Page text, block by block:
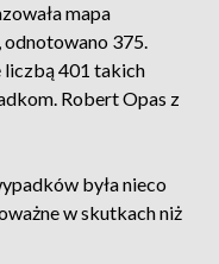
mapa
odnotowano 375.
liczbą 401 takich
Robert Opas z
była nieco
w skutkach niż